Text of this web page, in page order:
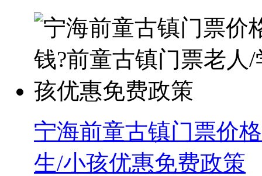
宁海前童古镇门票价
生/小孩优惠免费政策